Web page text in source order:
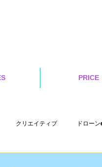
PRICE
クリエイティブ ドロー